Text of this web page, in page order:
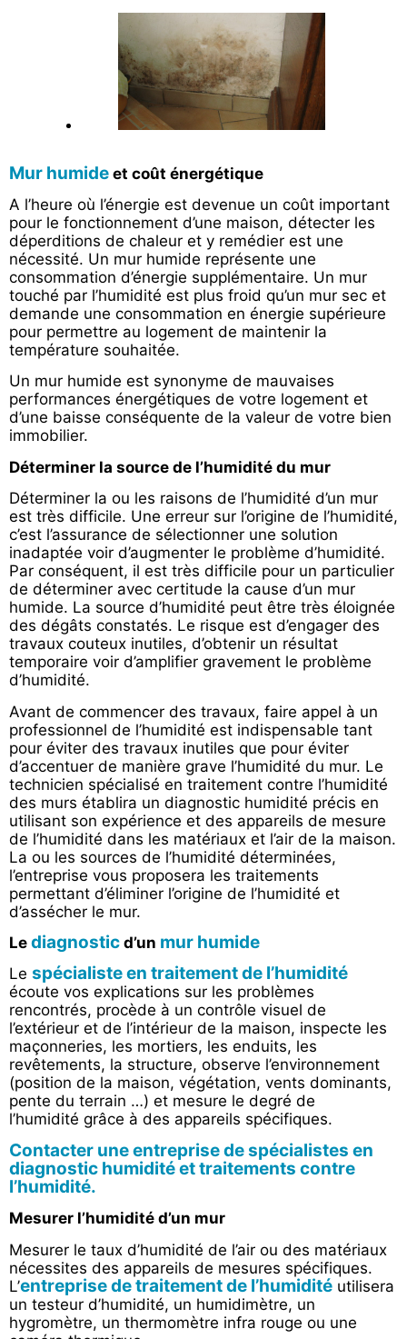
Mur humide et coût énergétique
A l’heure où l’énergie est devenue un coût important
pour le fonctionnement d’une maison, détecter les
déperditions de chaleur et y remédier est une
nécessité. Un mur humide représente une
consommation d’énergie supplémentaire. Un mur
touché par l’humidité est plus froid qu’un mur sec et
demande une consommation en énergie supérieure
pour permettre au logement de maintenir la
température souhaitée.
Un mur humide est synonyme de mauvaises
performances énergétiques de votre logement et
d’une baisse conséquente de la valeur de votre bien
immobilier.
Déterminer la source de l’humidité du mur
Déterminer la ou les raisons de l’humidité d’un mur
est très difficile. Une erreur sur l’origine de l’humidité,
c’est l’assurance de sélectionner une solution
inadaptée voir d’augmenter le problème d’humidité.
Par conséquent, il est très difficile pour un particulier
de déterminer avec certitude la cause d’un mur
humide. La source d’humidité peut être très éloignée
des dégâts constatés. Le risque est d’engager des
travaux couteux inutiles, d’obtenir un résultat
temporaire voir d’amplifier gravement le problème
d’humidité.
Avant de commencer des travaux, faire appel à un
professionnel de l’humidité est indispensable tant
pour éviter des travaux inutiles que pour éviter
d’accentuer de manière grave l’humidité du mur. Le
technicien spécialisé en traitement contre l’humidité
des murs établira un diagnostic humidité précis en
utilisant son expérience et des appareils de mesure
de l’humidité dans les matériaux et l’air de la maison.
La ou les sources de l’humidité déterminées,
l’entreprise vous proposera les traitements
permettant d’éliminer l’origine de l’humidité et
d’assécher le mur.
Le diagnostic d’un mur humide
Le spécialiste en traitement de l’humidité
écoute vos explications sur les problèmes
rencontrés, procède à un contrôle visuel de
l’extérieur et de l’intérieur de la maison, inspecte les
maçonneries, les mortiers, les enduits, les
revêtements, la structure, observe l’environnement
(position de la maison, végétation, vents dominants,
pente du terrain …) et mesure le degré de
l’humidité grâce à des appareils spécifiques.
Contacter une entreprise de spécialistes en
diagnostic humidité et traitements contre
l’humidité.
Mesurer l’humidité d’un mur
Mesurer le taux d’humidité de l’air ou des matériaux
nécessites des appareils de mesures spécifiques.
L’entreprise de traitement de l’humidité utilisera
un testeur d’humidité, un humidimètre, un
hygromètre, un thermomètre infra rouge ou une